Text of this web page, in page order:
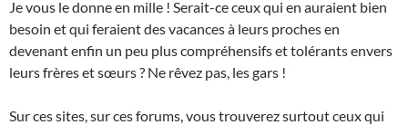
Je vous le donne en mille ! Serait-ce ceux qui en auraient bien
besoin et qui feraient des vacances à leurs proches en
devenant enfin un peu plus compréhensifs et tolérants envers
leurs frères et sœurs ? Ne rêvez pas, les gars !
Sur ces sites, sur ces forums, vous trouverez surtout ceux qui